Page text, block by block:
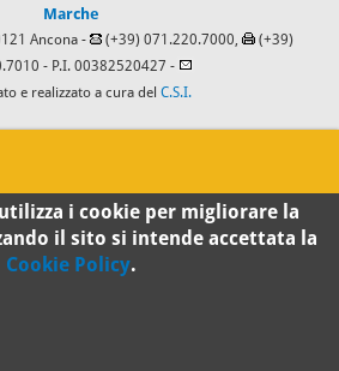
Marche
Ancona - (+39) 071.220.7000,
(+39)
- P.I. 00382520427 -
e realizzato a cura del C.S.I.
i cookie per migliorare la
il sito si intende accettata la
Cookie Policy.